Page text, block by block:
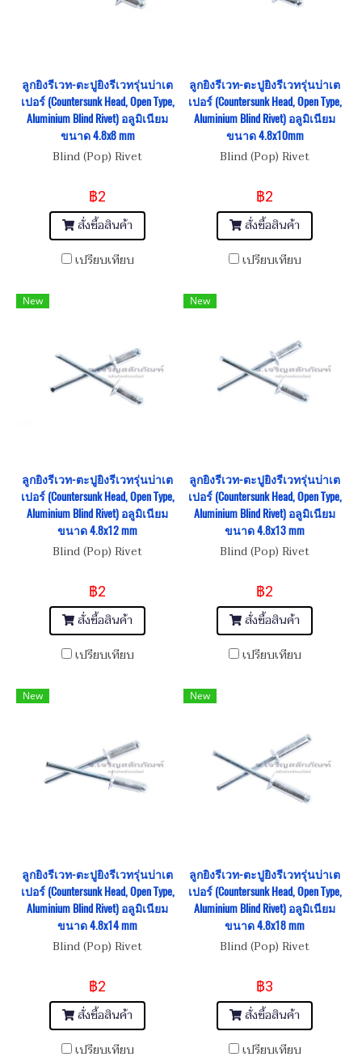
ลูกยิงรีเวท-ตะปูยิงรีเวทรุ่นบ่าเต
เปอร์ (Countersunk Head, Open Type,
Aluminium Blind Rivet) อลูมิเนียม
ขนาด 4.8x8 mm
Blind (Pop) Rivet
฿2
สั่งซื้อสินค้า
เปรียบเทียบ
ลูกยิงรีเวท-ตะปูยิงรีเวทรุ่นบ่าเต
เปอร์ (Countersunk Head, Open Type,
Aluminium Blind Rivet) อลูมิเนียม
ขนาด 4.8x10mm
Blind (Pop) Rivet
฿2
สั่งซื้อสินค้า
เปรียบเทียบ
New
ลูกยิงรีเวท-ตะปูยิงรีเวทรุ่นบ่าเต
เปอร์ (Countersunk Head, Open Type,
Aluminium Blind Rivet) อลูมิเนียม
ขนาด 4.8x12 mm
Blind (Pop) Rivet
฿2
สั่งซื้อสินค้า
เปรียบเทียบ
New
ลูกยิงรีเวท-ตะปูยิงรีเวทรุ่นบ่าเต
เปอร์ (Countersunk Head, Open Type,
Aluminium Blind Rivet) อลูมิเนียม
ขนาด 4.8x13 mm
Blind (Pop) Rivet
฿2
สั่งซื้อสินค้า
เปรียบเทียบ
New
ลูกยิงรีเวท-ตะปูยิงรีเวทรุ่นบ่าเต
เปอร์ (Countersunk Head, Open Type,
Aluminium Blind Rivet) อลูมิเนียม
ขนาด 4.8x14 mm
Blind (Pop) Rivet
฿2
สั่งซื้อสินค้า
เปรียบเทียบ
New
ลูกยิงรีเวท-ตะปูยิงรีเวทรุ่นบ่าเต
เปอร์ (Countersunk Head, Open Type,
Aluminium Blind Rivet) อลูมิเนียม
ขนาด 4.8x18 mm
Blind (Pop) Rivet
฿3
สั่งซื้อสินค้า
เปรียบเทียบ